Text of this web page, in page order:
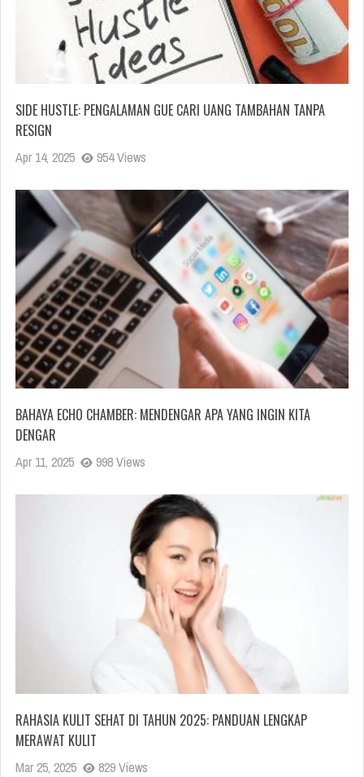
SIDE HUSTLE: PENGALAMAN GUE CARI UANG TAMBAHAN TANPA
RESIGN
Apr 14, 2025 954 Views
BAHAYA ECHO CHAMBER: MENDENGAR APA YANG INGIN KITA
DENGAR
Apr 11, 2025 998 Views
RAHASIA KULIT SEHAT DI TAHUN 2025: PANDUAN LENGKAP
MERAWAT KULIT
Mar 25, 2025 829 Views